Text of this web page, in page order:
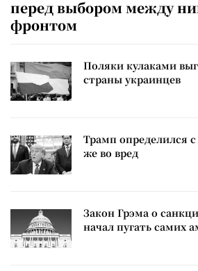
перед выбором между
фронтом
Поляки кулаками
страны украинцев
Трамп определился
же во вред
Закон Грэма о
начал пугать самих